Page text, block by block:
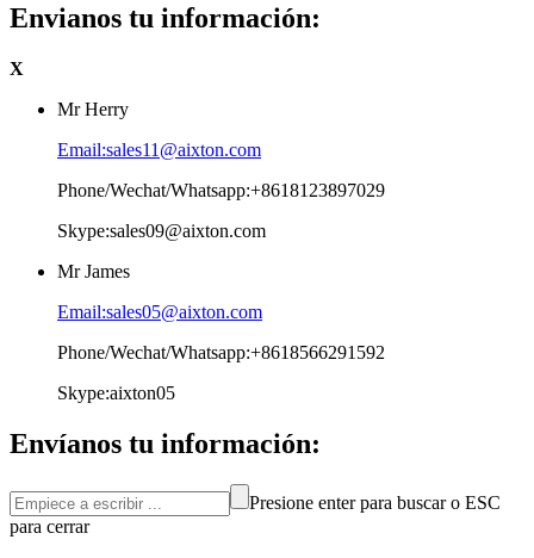
Envianos tu información:
X
Mr Herry
Email:sales11@aixton.com
Phone/Wechat/Whatsapp:+8618123897029
Skype:sales09@aixton.com
Mr James
Email:sales05@aixton.com
Phone/Wechat/Whatsapp:+8618566291592
Skype:aixton05
Envíanos tu información:
Presione enter para buscar o ESC
para cerrar